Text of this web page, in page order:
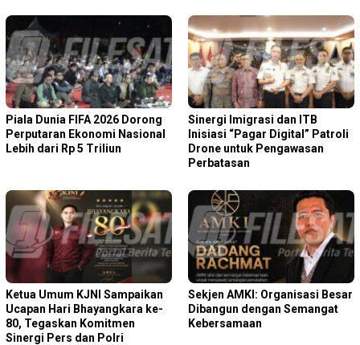
Piala Dunia FIFA 2026 Dorong
Perputaran Ekonomi Nasional
Lebih dari Rp 5 Triliun
Sinergi Imigrasi dan ITB
Inisiasi “Pagar Digital” Patroli
Drone untuk Pengawasan
Perbatasan
Ketua Umum KJNI Sampaikan
Ucapan Hari Bhayangkara ke-
80, Tegaskan Komitmen
Sinergi Pers dan Polri
Sekjen AMKI: Organisasi Besar
Dibangun dengan Semangat
Kebersamaan